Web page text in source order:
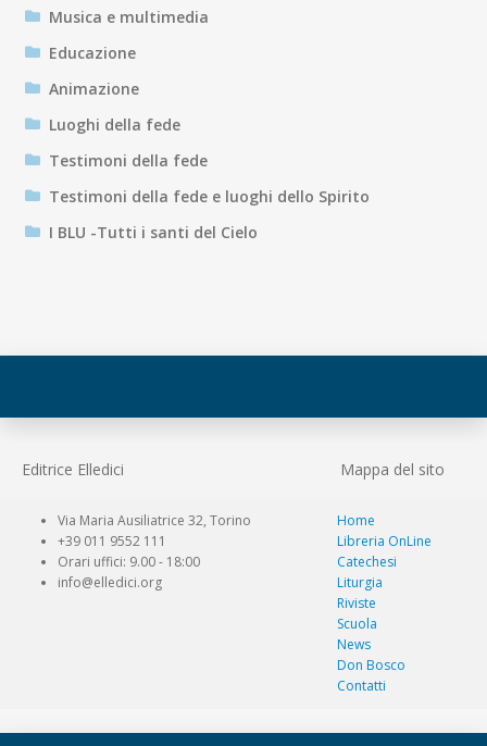
Musica e multimedia
Educazione
Animazione
Luoghi della fede
Testimoni della fede
Testimoni della fede e luoghi dello Spirito
I BLU -Tutti i santi del Cielo
Editrice Elledici Mappa del sito
Via Maria Ausiliatrice 32, Torino
+39 011 9552 111
Orari uffici: 9.00 - 18:00
info@elledici.org
Home
Libreria OnLine
Catechesi
Liturgia
Riviste
Scuola
News
Don Bosco
Contatti